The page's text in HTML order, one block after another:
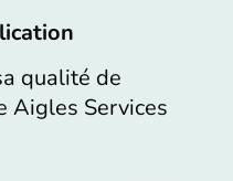
qualité de
Aigles Services